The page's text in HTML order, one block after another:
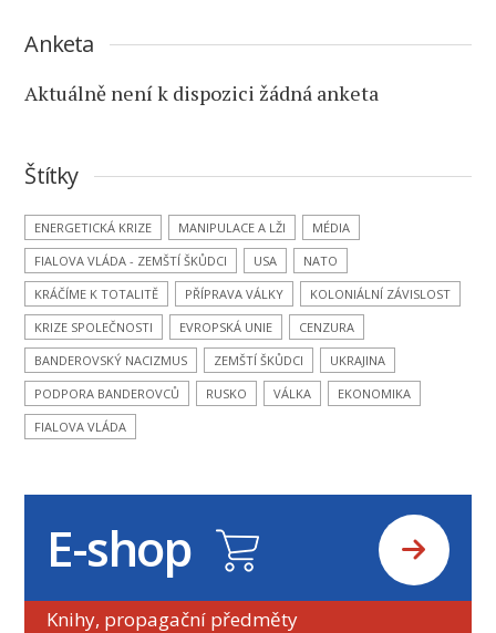
Anketa
Aktuálně není k dispozici žádná anketa
Štítky
ENERGETICKÁ KRIZE MANIPULACE A LŽI
MÉDIA
FIALOVA VLÁDA - ZEMŠTÍ ŠKŮDCI
USA
NATO
KRÁČÍME K TOTALITĚ
PŘÍPRAVA VÁLKY
KOLONIÁLNÍ ZÁVISLOST
KRIZE SPOLEČNOSTI
EVROPSKÁ UNIE
CENZURA
BANDEROVSKÝ NACIZMUS
ZEMŠTÍ ŠKŮDCI
UKRAJINA
PODPORA BANDEROVCŮ
RUSKO VÁLKA
EKONOMIKA
FIALOVA VLÁDA
E-shop
Knihy, propagační předměty